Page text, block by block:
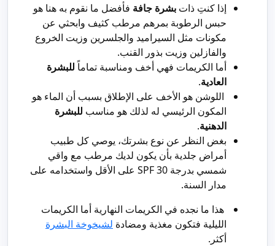
إذا كنتِ ذات بشرة جافة فأفضل ما نقوم به هنا هو
حبس الرطوبة بمرهم مرطب كثيف وابحثي عن
مكونات مثل السيراميد والجلسرين وزيت الخروع
والفازلين وزيت بذور القنب.
أما الكريمات فهي أخف ومناسبة تماماًللبشرة
العادية.
اللوشن هو الأخف على الإطلاق بسبب أن الماء هو
المكون الرئيسي له لذلك هو مناسب للبشرة
الدهنية.
بغض النظر عن نوع بشرتك، يوصي كل طبيب
أمراض جلدية بأن يكون لديك مرطب مع واقي
شمسي بدرجة SPF 30 على الأقل واستخدامه على
مدار السنة.
هذا ما نجده في الكريمات النهارية أما الكريمات
الليلية فتكون مغذية ومضادة لشيخوخة البشرة
أكثر.